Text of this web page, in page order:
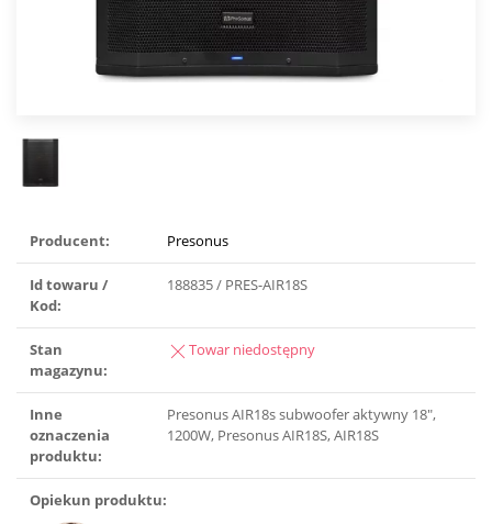
Producent: Presonus
Id towaru /
Kod:
188835 / PRES-AIR18S
Stan
magazynu:
Towar niedostępny
Inne
oznaczenia
produktu:
Presonus AIR18s subwoofer aktywny 18″,
1200W, Presonus AIR18S, AIR18S
Opiekun produktu: